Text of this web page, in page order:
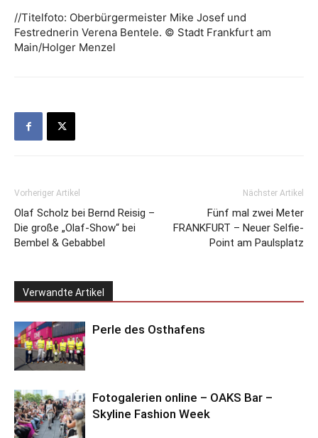
//Titelfoto: Oberbürgermeister Mike Josef und
Festrednerin Verena Bentele. © Stadt Frankfurt am
Main/Holger Menzel
Vorheriger Artikel
Olaf Scholz bei Bernd Reisig –
Die große „Olaf-Show“ bei
Bembel & Gebabbel
Nächster Artikel
Fünf mal zwei Meter
FRANKFURT – Neuer Selfie-
Point am Paulsplatz
Verwandte Artikel
Perle des Osthafens
Fotogalerien online – OAKS Bar –
Skyline Fashion Week